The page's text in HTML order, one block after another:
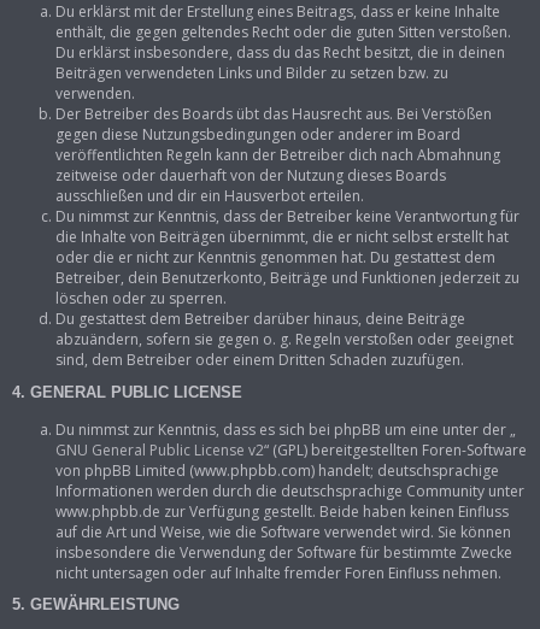
Du erklärst mit der Erstellung eines Beitrags, dass er keine Inhalte
enthält, die gegen geltendes Recht oder die guten Sitten verstoßen.
Du erklärst insbesondere, dass du das Recht besitzt, die in deinen
Beiträgen verwendeten Links und Bilder zu setzen bzw. zu
verwenden.
Der Betreiber des Boards übt das Hausrecht aus. Bei Verstößen
gegen diese Nutzungsbedingungen oder anderer im Board
veröffentlichten Regeln kann der Betreiber dich nach Abmahnung
zeitweise oder dauerhaft von der Nutzung dieses Boards
ausschließen und dir ein Hausverbot erteilen.
Du nimmst zur Kenntnis, dass der Betreiber keine Verantwortung für
die Inhalte von Beiträgen übernimmt, die er nicht selbst erstellt hat
oder die er nicht zur Kenntnis genommen hat. Du gestattest dem
Betreiber, dein Benutzerkonto, Beiträge und Funktionen jederzeit zu
löschen oder zu sperren.
Du gestattest dem Betreiber darüber hinaus, deine Beiträge
abzuändern, sofern sie gegen o. g. Regeln verstoßen oder geeignet
sind, dem Betreiber oder einem Dritten Schaden zuzufügen.
4. GENERAL PUBLIC LICENSE
Du nimmst zur Kenntnis, dass es sich bei phpBB um eine unter der „
GNU General Public License v2“ (GPL) bereitgestellten Foren-Software
von phpBB Limited (www.phpbb.com) handelt; deutschsprachige
Informationen werden durch die deutschsprachige Community unter
www.phpbb.de zur Verfügung gestellt. Beide haben keinen Einfluss
auf die Art und Weise, wie die Software verwendet wird. Sie können
insbesondere die Verwendung der Software für bestimmte Zwecke
nicht untersagen oder auf Inhalte fremder Foren Einfluss nehmen.
5. GEWÄHRLEISTUNG